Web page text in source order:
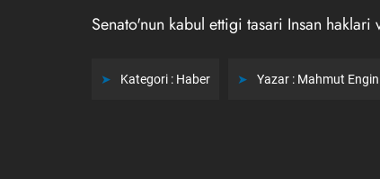
Senato'nun kabul ettigi tasari Insan
Kategori : Haber Yazar : Mahmut